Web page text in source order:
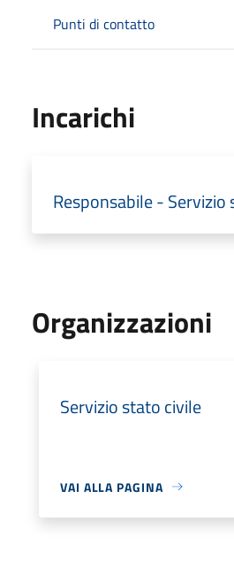
Punti di contatto
Incarichi
Responsabile - Servizio
Organizzazioni
Servizio stato civile
VAI ALLA PAGINA